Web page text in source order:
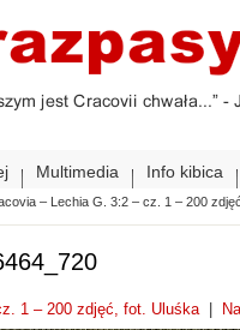
Multimedia Info kibica
– Lechia G. 3:2 – cz. 1 – 200
1 – 200 zdjęć, fot. Uluśka